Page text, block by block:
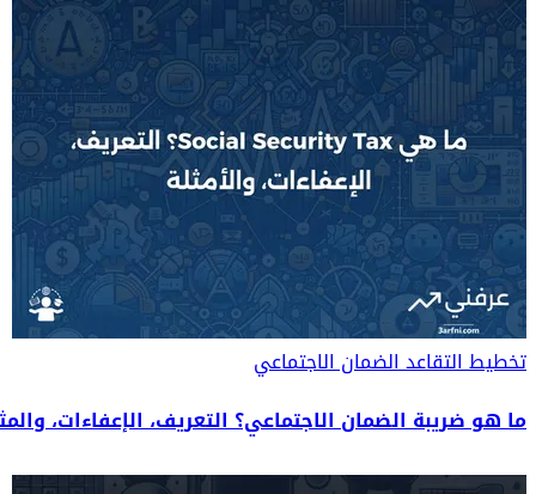
تخطيط التقاعدالضمان الاجتماعي
ما هو ضريبة الضمان الاجتماعي؟ التعريف، الإعفاءات،